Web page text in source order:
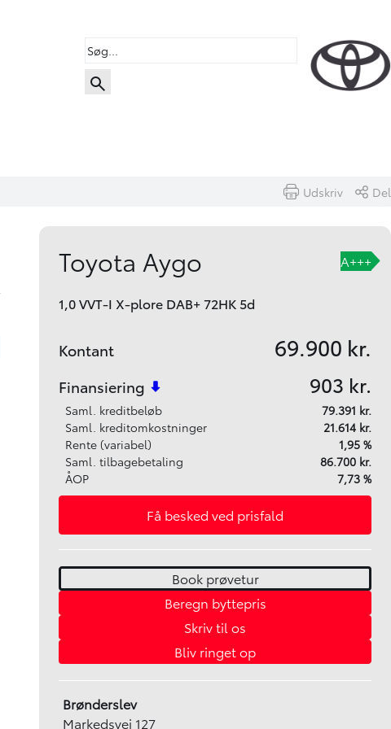
Beregn byttepris
Udskriv Del
Toyota Aygo
1,0 VVT-I X-plore DAB+ 72HK 5d
A+++
Kontant 69.900 kr.
Finansiering 903 kr.
Saml. kreditbeløb
79.391 kr.
Saml. kreditomkostninger
21.614 kr.
Rente (variabel)
1,95 %
Saml. tilbagebetaling
86.700 kr.
ÅOP
7,73 %
Få besked ved prisfald
Book prøvetur
Beregn byttepris
Skriv til os
Bliv ringet op
Brønderslev
Markedsvej 127